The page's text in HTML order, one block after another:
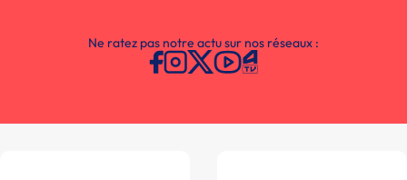
Ne ratez pas notre actu sur nos réseaux :